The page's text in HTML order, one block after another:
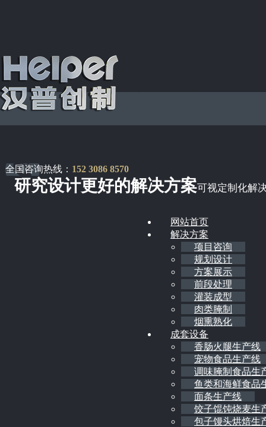
研究设计更好的解决方案可视定制化解
全国咨询热线： 152 3086 8570
网站首页
解决方案
项目咨询
规划设计
方案展示
前段处理
灌装成型
肉类腌制
烟熏熟化
成套设备
香肠火腿生产线
宠物食品生产线
调味腌制食品生
鱼类和海鲜食品
面条生产线
饺子馄饨烧麦生
包子馒头烘焙生